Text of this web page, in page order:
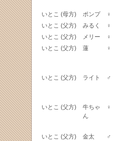
いとこ (母方) ポンプ ♀
いとこ (父方) みるく ♀
いとこ (父方) メリー ♀
いとこ (父方) 蓮 ♀
いとこ (父方) ライト ♂
いとこ (父方)
牛ちゃ
ん
♀
いとこ (父方) 金太 ♂